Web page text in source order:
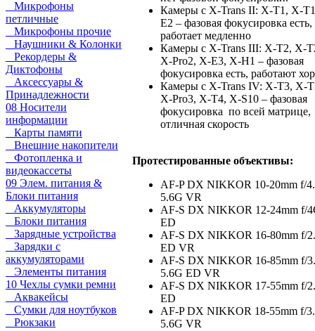
Микрофоны
петличные
Микрофоны прочие
Наушники & Колонки
Рекордеры &
Диктофоны
Аксессуары &
Принадлежности
08 Носители
информации
Карты памяти
Внешние накопители
Фотопленка и
видеокассеты
09 Элем. питания &
Блоки питания
Аккумуляторы
Блоки питания
Зарядные устройства
Зарядки с
аккумуляторами
Элементы питания
10 Чехлы сумки ремни
Аквакейсы
Сумки для ноутбуков
Рюкзаки
Камеры с X-Trans II: X-T1, X-
E2 – фазовая фокусировка есть,
работает медленно
Камеры с X-Trans III: X-T2, X-
X-Pro2, X-E3, X-H1 – фазовая
фокусировка есть, работают
Камеры с X-Trans IV: X-T3, X-
X-Pro3, X-T4, X-S10 – фазовая
фокусировка по всей матрице,
отличная скорость
Протестированные объективы:
AF-P DX NIKKOR 10-20mm f/
5.6G VR
AF-S DX NIKKOR 12-24mm f/
ED
AF-S DX NIKKOR 16-80mm f/
ED VR
AF-S DX NIKKOR 16-85mm f/
5.6G ED VR
AF-S DX NIKKOR 17-55mm f/
ED
AF-P DX NIKKOR 18-55mm f/
5.6G VR